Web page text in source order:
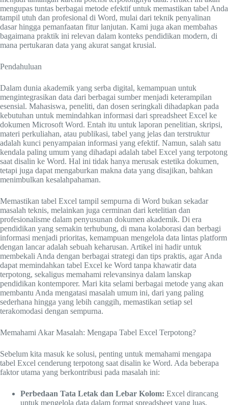
mengupas tuntas berbagai metode efektif untuk memastikan tabel Anda
tampil utuh dan profesional di Word, mulai dari teknik penyalinan
dasar hingga pemanfaatan fitur lanjutan. Kami juga akan membahas
bagaimana praktik ini relevan dalam konteks pendidikan modern, di
mana pertukaran data yang akurat sangat krusial.
Pendahuluan
Dalam dunia akademik yang serba digital, kemampuan untuk
mengintegrasikan data dari berbagai sumber menjadi keterampilan
esensial. Mahasiswa, peneliti, dan dosen seringkali dihadapkan pada
kebutuhan untuk memindahkan informasi dari spreadsheet Excel ke
dokumen Microsoft Word. Entah itu untuk laporan penelitian, skripsi,
materi perkuliahan, atau publikasi, tabel yang jelas dan terstruktur
adalah kunci penyampaian informasi yang efektif. Namun, salah satu
kendala paling umum yang dihadapi adalah tabel Excel yang terpotong
saat disalin ke Word. Hal ini tidak hanya merusak estetika dokumen,
tetapi juga dapat mengaburkan makna data yang disajikan, bahkan
menimbulkan kesalahpahaman.
Memastikan tabel Excel tampil sempurna di Word bukan sekadar
masalah teknis, melainkan juga cerminan dari ketelitian dan
profesionalisme dalam penyusunan dokumen akademik. Di era
pendidikan yang semakin terhubung, di mana kolaborasi dan berbagi
informasi menjadi prioritas, kemampuan mengelola data lintas platform
dengan lancar adalah sebuah keharusan. Artikel ini hadir untuk
membekali Anda dengan berbagai strategi dan tips praktis, agar Anda
dapat memindahkan tabel Excel ke Word tanpa khawatir data
terpotong, sekaligus memahami relevansinya dalam lanskap
pendidikan kontemporer. Mari kita selami berbagai metode yang akan
membantu Anda mengatasi masalah umum ini, dari yang paling
sederhana hingga yang lebih canggih, memastikan setiap sel
terakomodasi dengan sempurna.
Memahami Akar Masalah: Mengapa Tabel Excel Terpotong?
Sebelum kita masuk ke solusi, penting untuk memahami mengapa
tabel Excel cenderung terpotong saat disalin ke Word. Ada beberapa
faktor utama yang berkontribusi pada masalah ini:
Perbedaan Tata Letak dan Lebar Kolom: Excel dirancang
untuk mengelola data dalam format spreadsheet yang luas,